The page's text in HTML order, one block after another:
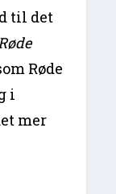
til det
Røde
i
mer